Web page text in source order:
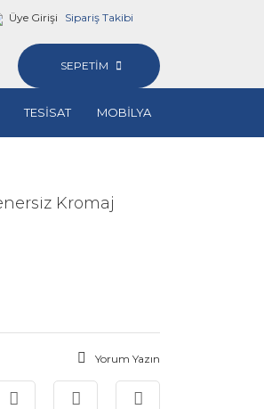
Üye Girişi Sipariş Takibi
SEPETİM
TESİSAT MOBİLYA
Kromaj
Yorum Yazın